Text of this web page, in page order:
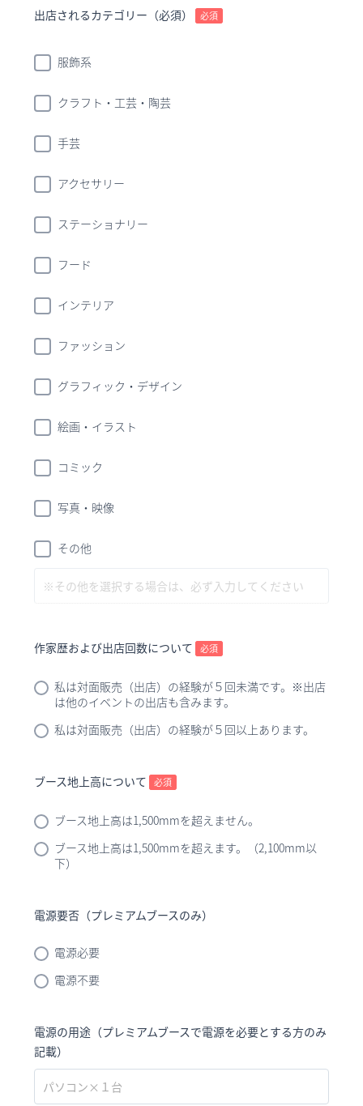
出店されるカテゴリー（必須） 必須
服飾系
クラフト・工芸・陶芸
手芸
アクセサリー
ステーショナリー
フード
インテリア
ファッション
グラフィック・デザイン
絵画・イラスト
コミック
写真・映像
その他
作家歴および出店回数について 必須
私は対面販売（出店）の経験が５回未満です。※出店
は他のイベントの出店も含みます。
私は対面販売（出店）の経験が５回以上あります。
ブース地上高について 必須
ブース地上高は1,500mmを超えません。
ブース地上高は1,500mmを超えます。（2,100mm以
下）
電源要否（プレミアムブースのみ）
電源必要
電源不要
電源の用途（プレミアムブースで電源を必要とする方のみ
記載）